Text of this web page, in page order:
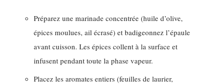
Préparez une marinade concentrée (huile d’olive,
épices moulues, ail écrasé) et badigeonnez l’épaule
avant cuisson. Les épices collent à la surface et
infusent pendant toute la phase vapeur.
Placez les aromates entiers (feuilles de laurier,